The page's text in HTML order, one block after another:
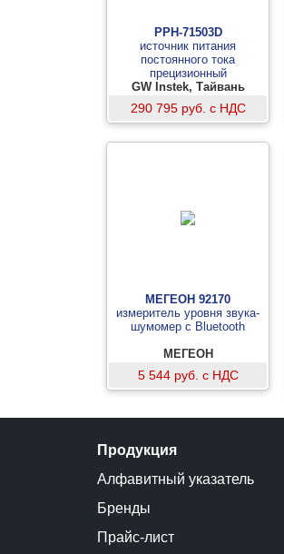
PPH-71503D
источник питания
постоянного тока
прецизионный
программируемый
GW Instek, Тайвань
290 795 руб. с НДС
МЕГЕОН 92170
измеритель уровня звука-
шумомер с Bluetooth
МЕГЕОН
5 544 руб. с НДС
Продукция
Алфавитный указатель
Бренды
Прайс-лист